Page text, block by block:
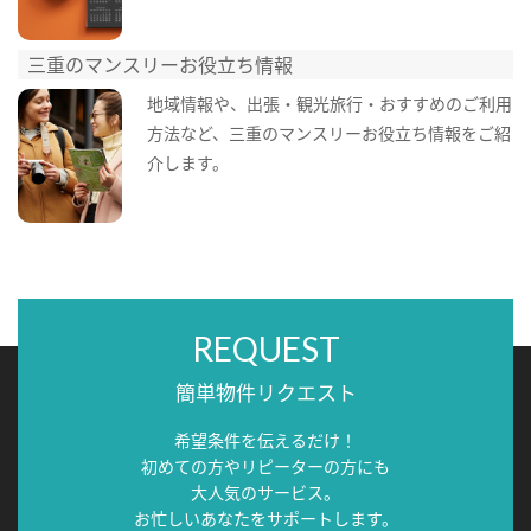
三重のマンスリーお役立ち情報
地域情報や、出張・観光旅行・おすすめのご利用
方法など、三重のマンスリーお役立ち情報をご紹
介します。
REQUEST
簡単物件リクエスト
希望条件を伝えるだけ！
初めての方やリピーターの方にも
大人気のサービス。
お忙しいあなたをサポートします。